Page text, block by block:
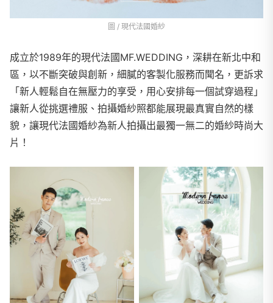
圖 / 現代法國婚紗
成立於1989年的現代法國MF.WEDDING，深耕在新北中和
區，以不斷突破與創新，細膩的客製化服務而聞名，更訴求
「新人輕鬆自在無壓力的享受，用心安排每一個試穿過程」
讓新人從挑選禮服、拍攝婚紗照都能展現最真實自然的樣
貌，讓現代法國婚紗為新人拍攝出最獨一無二的婚紗時尚大
片！